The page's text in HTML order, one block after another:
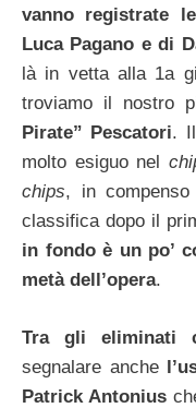
vanno registrate
Luca Pagano e di
là in vetta alla 1a
troviamo il nostro
Pirate” Pescatori.
molto esiguo nel
chips, in
classifica dopo il
in fondo è un po’
metà dell’opera.
Tra gli eliminati
segnalare anche
Patrick Antonius